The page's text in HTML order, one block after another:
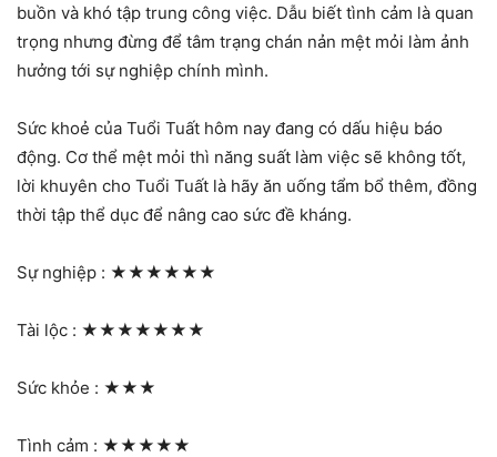
buồn và khó tập trung công việc. Dẫu biết tình cảm là quan
trọng nhưng đừng để tâm trạng chán nản mệt mỏi làm ảnh
hưởng tới sự nghiệp chính mình.
Sức khoẻ của Tuổi Tuất hôm nay đang có dấu hiệu báo
động. Cơ thể mệt mỏi thì năng suất làm việc sẽ không tốt,
lời khuyên cho Tuổi Tuất là hãy ăn uống tẩm bổ thêm, đồng
thời tập thể dục để nâng cao sức đề kháng.
Sự nghiệp : ★★★★★★
Tài lộc : ★★★★★★★
Sức khỏe : ★★★
Tình cảm : ★★★★★